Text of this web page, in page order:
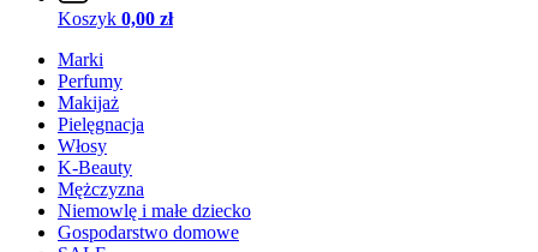
Koszyk 0,00 zł
Marki
Perfumy
Makijaż
Pielęgnacja
Włosy
K-Beauty
Mężczyzna
Niemowlę i małe dziecko
Gospodarstwo domowe